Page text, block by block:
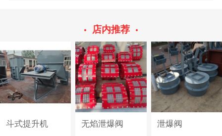
店内推荐
斗式提升机 无焰泄爆阀 泄爆阀